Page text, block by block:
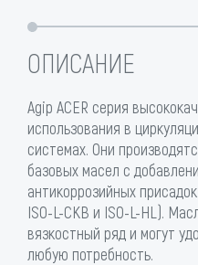
ОПИСАНИЕ
Agip ACER серия
использования в
системах. Они
базовых масел с
антикоррозийных
ISO-L-CKB и ISO-L-HL).
вязкостный ряд и могут
любую потребность.